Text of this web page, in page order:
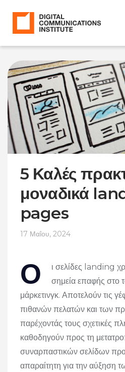
5 Καλές
μοναδικά
pages
17 Μαΐου, 2024
Ο
ι σελίδες landing
σημεία επαφής στο
μάρκετινγκ. Αποτελούν τις
πιθανών πελατών και των
παρέχοντάς τους σχετικές
καθοδηγούν προς τη
συναρπαστικών σελίδων
απαραίτητη για την αύξηση